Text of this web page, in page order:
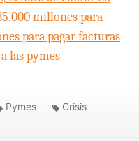
millones para
para pagar facturas
las pymes
Pymes Crisis